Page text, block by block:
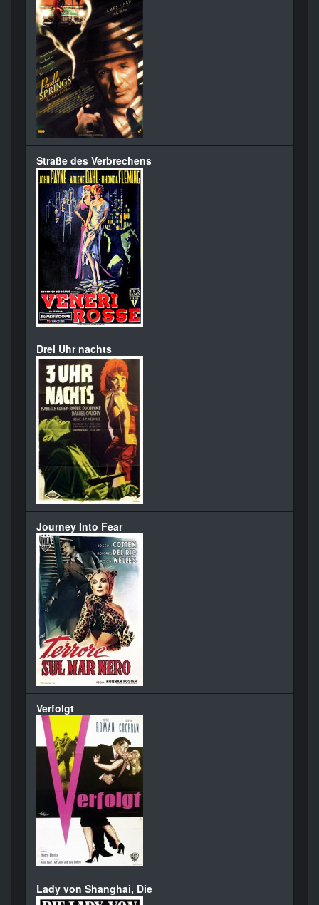
Straße des Verbrechens
Drei Uhr nachts
Journey Into Fear
Verfolgt
Lady von Shanghai, Die